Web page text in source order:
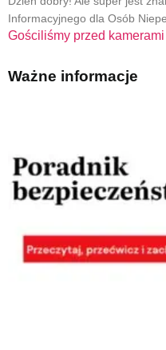
Informacyjnego dla Osób
Gościliśmy przed
Ważne informacje